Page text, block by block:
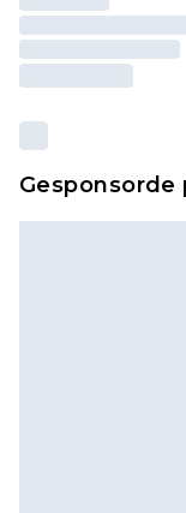
matrassen,
ongebruikt zijn
wettelijke
bekijken.